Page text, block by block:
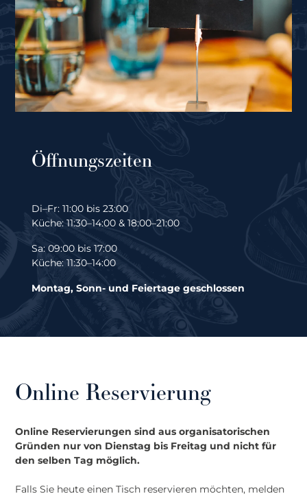
Öffnungszeiten
Di–Fr: 11:00 bis 23:00
Küche: 11:30–14:00 & 18:00–21:00
Sa: 09:00 bis 17:00
Küche: 11:30–14:00
Montag, Sonn- und Feiertage geschlossen
Online Reservierung
Online Reservierungen sind aus organisatorischen
Gründen nur von Dienstag bis Freitag und nicht für
den selben Tag möglich.
Falls Sie heute einen Tisch reservieren möchten, melden